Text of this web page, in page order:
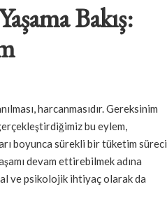
Bakış:
harcanmasıdır. Gereksinim
bu eylem,
boyunca sürekli bir tüketim süreci
devam ettirebilmek adına
ve psikolojik ihtiyaç olarak da